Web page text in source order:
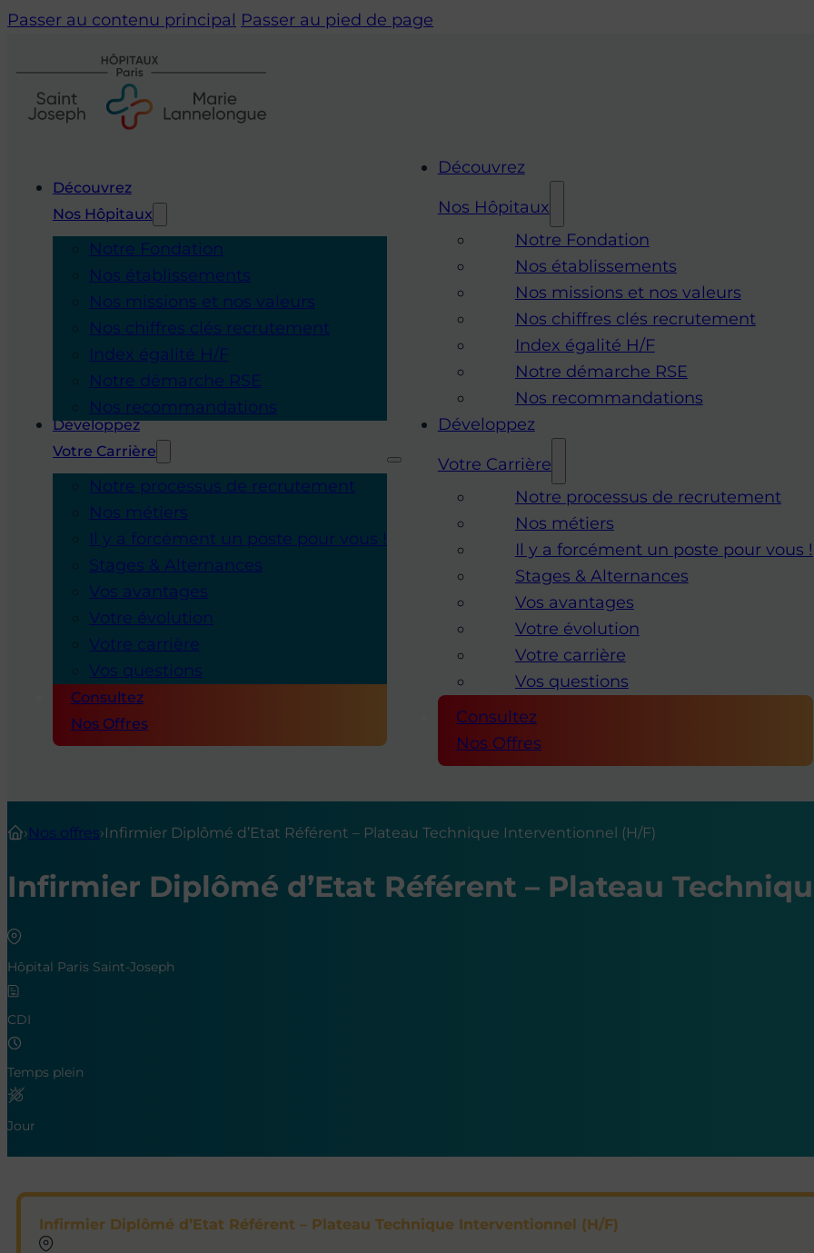
Passer au contenu principal Passer au pied de page
Découvrez
Nos Hôpitaux
Notre Fondation
Nos établissements
Nos missions et nos valeurs
Nos chiffres clés recrutement
Index égalité H/F
Notre démarche RSE
Nos recommandations
Développez
Votre Carrière
Notre processus de recrutement
Nos métiers
Il y a forcément un poste pour vous !
Stages & Alternances
Vos avantages
Votre évolution
Votre carrière
Vos questions
Consultez
Nos Offres
Découvrez
Nos Hôpitaux
Notre Fondation
Nos établissements
Nos missions et nos valeurs
Nos chiffres clés recrutement
Index égalité H/F
Notre démarche RSE
Nos recommandations
Développez
Votre Carrière
Notre processus de recrutement
Nos métiers
Il y a forcément un poste pour vous !
Stages & Alternances
Vos avantages
Votre évolution
Votre carrière
Vos questions
Consultez
Nos Offres
›Nos offres›Infirmier Diplômé d’Etat Référent – Plateau Technique Interventionnel (H/F)
Infirmier Diplômé d’Etat Référent – Plateau
Hôpital Paris Saint-Joseph
CDI
Temps plein
Jour
Infirmier Diplômé d’Etat Référent – Plateau Technique Interventionnel (H/F)